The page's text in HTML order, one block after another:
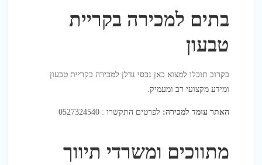
בתים למכירה בקריית
טבעון
בקרוב תוכלו למצוא כאן נכסי נדלן למכירה בקריית טבעון
ומידע מקצועי רב ומעמיק.
האתר עומד למכירה: לפרטים התקשרו : 0527324540
מתווכים ומשרדי תיווך